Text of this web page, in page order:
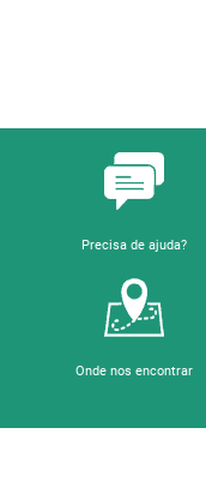
Precisa de ajuda?
Onde nos encontrar